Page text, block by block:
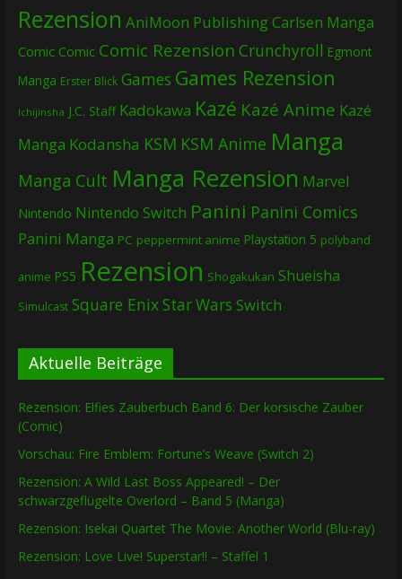
Rezension AniMoon PublishingCarlsen Manga
Comic Comic Comic Rezension Crunchyroll Egmont
Manga Erster Blick Games Games Rezension
Ichijinsha J.C. Staff Kadokawa Kazé Kazé Anime Kazé
Manga Kodansha KSM KSM Anime Manga
Manga Cult Manga Rezension Marvel
Nintendo Nintendo Switch Panini Panini Comics
Panini Manga PC peppermint anime Playstation 5 polyband
anime PS5 Rezension Shogakukan Shueisha
Simulcast Square EnixStar Wars Switch
Aktuelle Beiträge
Rezension: Elfies Zauberbuch Band 6: Der korsische Zauber
(Comic)
Vorschau: Fire Emblem: Fortune’s Weave (Switch 2)
Rezension: A Wild Last Boss Appeared! – Der
schwarzgeflügelte Overlord – Band 5 (Manga)
Rezension: Isekai Quartet The Movie: Another World (Blu-ray)
Rezension: Love Live! Superstar!! – Staffel 1